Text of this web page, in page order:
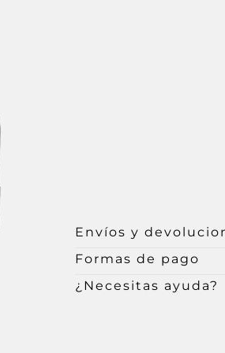
Envíos y
Formas de pago
¿Necesitas ayuda?